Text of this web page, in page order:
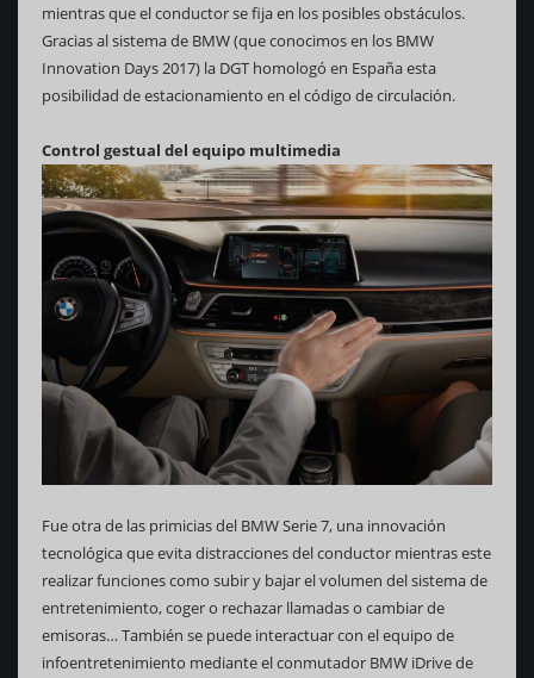
mientras que el conductor se fija en los posibles obstáculos.
Gracias al sistema de BMW (que conocimos en los BMW
Innovation Days 2017) la DGT homologó en España esta
posibilidad de estacionamiento en el código de circulación.
Control gestual del equipo multimedia
Fue otra de las primicias del BMW Serie 7, una innovación
tecnológica que evita distracciones del conductor mientras este
realizar funciones como subir y bajar el volumen del sistema de
entretenimiento, coger o rechazar llamadas o cambiar de
emisoras… También se puede interactuar con el equipo de
infoentretenimiento mediante el conmutador BMW iDrive de